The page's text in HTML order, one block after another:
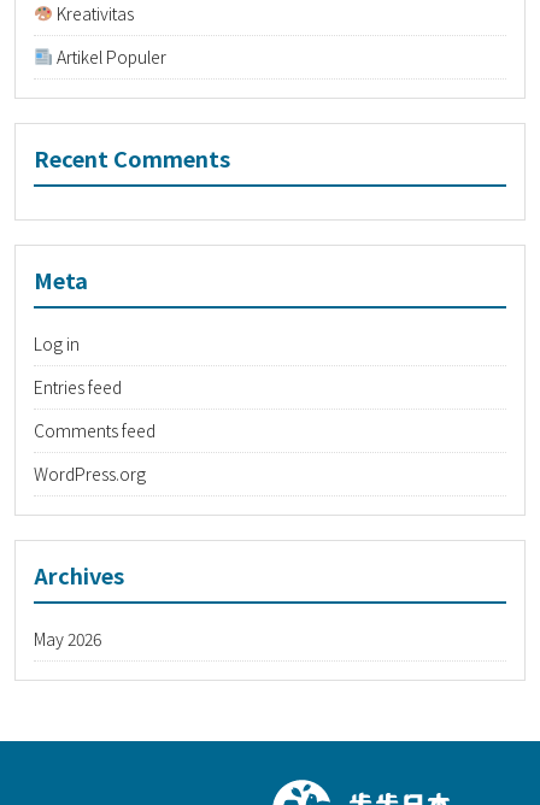
Kreativitas
Artikel Populer
Recent Comments
Meta
Log in
Entries feed
Comments feed
WordPress.org
Archives
May 2026